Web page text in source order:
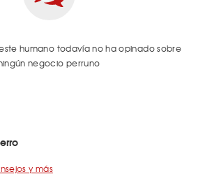
humano todavía no ha opinado sobre
negocio perruno
y más